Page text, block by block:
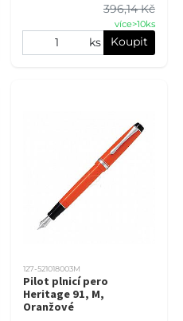
396,14 Kč
více>10ks
ks Koupit
127-521018003M
Pilot plnicí pero
Heritage 91, M,
Oranžové